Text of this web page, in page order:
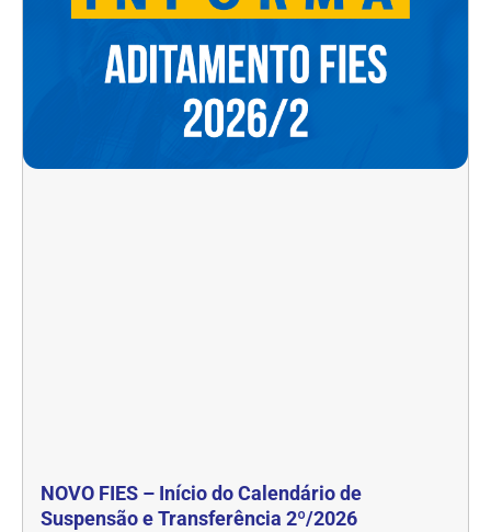
NOVO FIES – Início do Calendário de
Suspensão e Transferência 2º/2026